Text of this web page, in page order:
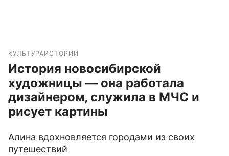
КУЛЬТУРАИСТОРИИ
История новосибирской
художницы — она работала
дизайнером, служила в МЧС и
рисует картины
Алина вдохновляется городами из своих
путешествий